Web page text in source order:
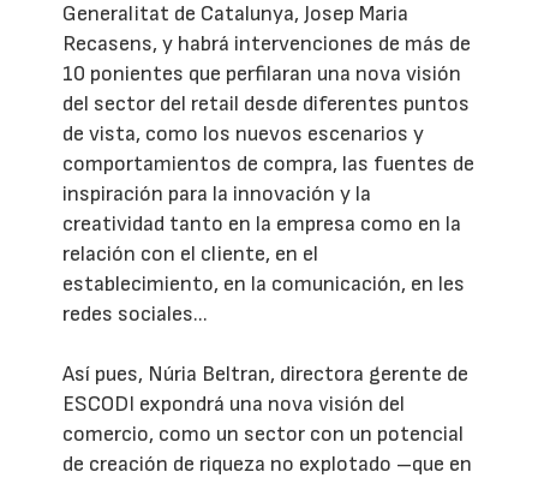
Generalitat de Catalunya, Josep Maria
Recasens, y habrá intervenciones de más de
10 ponientes que perfilaran una nova visión
del sector del retail desde diferentes puntos
de vista, como los nuevos escenarios y
comportamientos de compra, las fuentes de
inspiración para la innovación y la
creatividad tanto en la empresa como en la
relación con el cliente, en el
establecimiento, en la comunicación, en les
redes sociales...
Así pues, Núria Beltran, directora gerente de
ESCODI expondrá una nova visión del
comercio, como un sector con un potencial
de creación de riqueza no explotado –que en